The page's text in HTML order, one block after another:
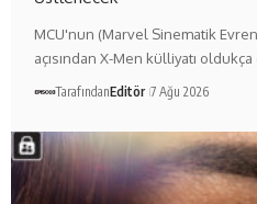
MCU'nun (Marvel Sinematik
açısından X-Men külliyatı
TarafındanEditör 7 Ağu 2026